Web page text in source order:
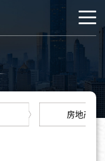
房地产